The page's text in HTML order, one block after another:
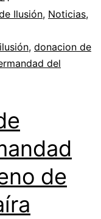
Ilusión, Noticias,
, donacion de
del
de